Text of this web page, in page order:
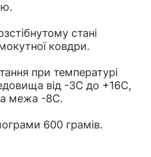
стані
ковдри.
при температурі
від -3C до +16С,
межа -8C.
600 грамів.